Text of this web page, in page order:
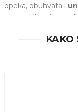
opeka, obuhvata i
pregrađivanje,
ponude od
KAKO